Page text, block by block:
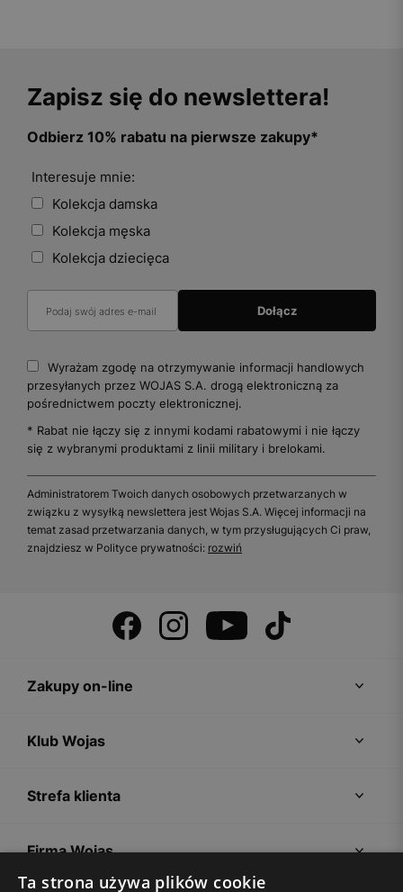
Zapisz się do newslettera!
Odbierz 10% rabatu na pierwsze zakupy*
Interesuje mnie:
Kolekcja damska
Kolekcja męska
Kolekcja dziecięca
Wyrażam zgodę na otrzymywanie informacji handlowych
przesyłanych przez WOJAS S.A. drogą elektroniczną za
pośrednictwem poczty elektronicznej.
* Rabat nie łączy się z innymi kodami rabatowymi i nie łączy
się z wybranymi produktami z linii military i brelokami.
Administratorem Twoich danych osobowych przetwarzanych w
związku z wysyłką newslettera jest Wojas S.A. Więcej informacji na
temat zasad przetwarzania danych, w tym przysługujących Ci praw,
znajdziesz w Polityce prywatności: rozwiń
Zakupy on-line
Klub Wojas
Strefa klienta
Firma Wojas
Ta strona używa plików cookie